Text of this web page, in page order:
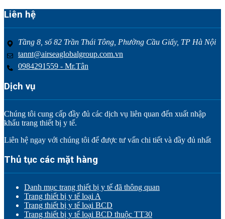
Liên hệ
Tầng 8, số 82 Trần Thái Tông, Phường Cầu Giấy, TP Hà Nội
tannt@airseaglobalgroup.com.vn
0984291559 - Mr.Tân
Dịch vụ
Chúng tôi cung cấp đầy đủ các dịch vụ liên quan đến xuất nhập
khẩu trang thiết bị y tế.
Liên hệ ngay với chúng tôi để được tư vấn chi tiết và đầy đủ nhất
Thủ tục các mặt hàng
Danh mục trang thiết bị y tế đã thông quan
Trang thiết bị y tế loại A
Trang thiết bị y tế loại BCD
Trang thiết bị y tế loại BCD thuộc TT30